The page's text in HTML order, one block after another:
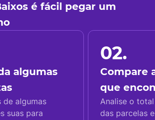
é fácil pegar um
algumas
de algumas
suas para
02.
Compare
que
Analise o
das parcelas